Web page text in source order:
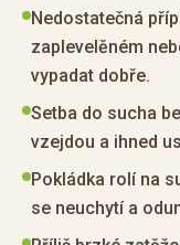
Nedostatečná
zaplevelěném
vypadat dobře.
Setba do sucha
vzejdou a ihned
Pokládka rolí na
se neuchytí a